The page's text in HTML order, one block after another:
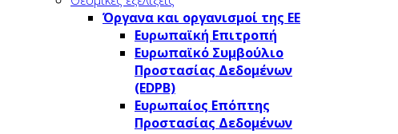
Όργανα και οργανισμοί της ΕΕ
Ευρωπαϊκή Επιτροπή
Ευρωπαϊκό Συμβούλιο
Προστασίας Δεδομένων
(EDPB)
Ευρωπαίος Επόπτης
Προστασίας Δεδομένων